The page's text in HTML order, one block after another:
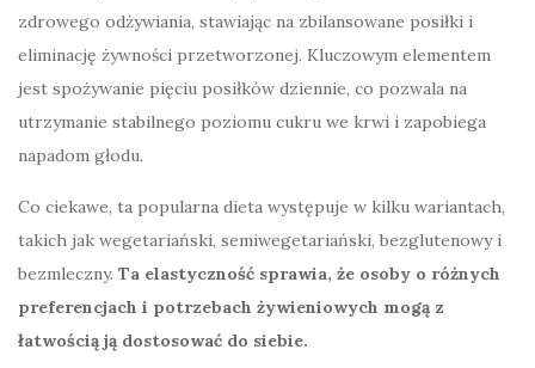
zdrowego odżywiania, stawiając na zbilansowane posiłki i
eliminację żywności przetworzonej. Kluczowym elementem
jest spożywanie pięciu posiłków dziennie, co pozwala na
utrzymanie stabilnego poziomu cukru we krwi i zapobiega
napadom głodu.
Co ciekawe, ta popularna dieta występuje w kilku wariantach,
takich jak wegetariański, semiwegetariański, bezglutenowy i
bezmleczny. Ta elastyczność sprawia, że osoby o różnych
preferencjach i potrzebach żywieniowych mogą z
łatwością ją dostosować do siebie.